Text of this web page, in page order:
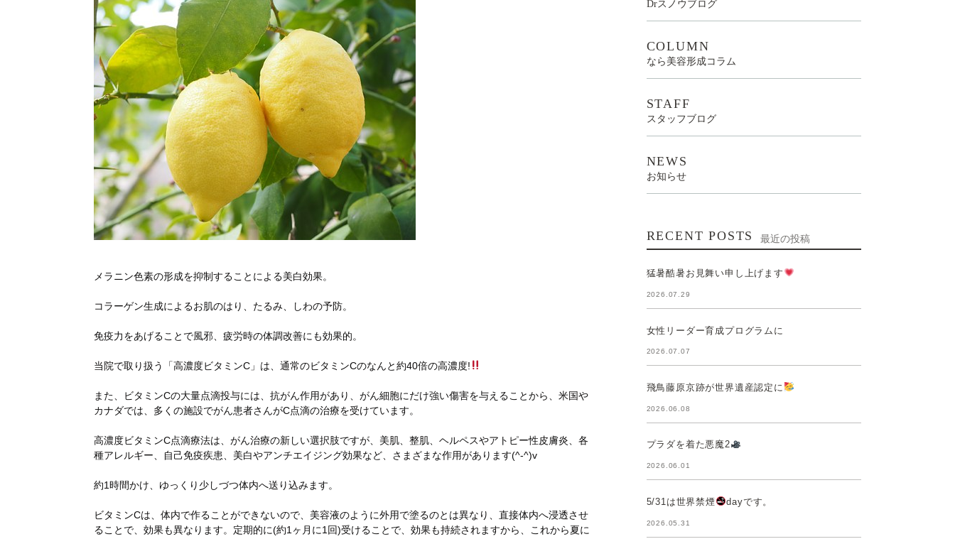
メラニン色素の形成を抑制することによる美白効果。
コラーゲン生成によるお肌のはり、たるみ、しわの予防。
免疫力をあげることで風邪、疲労時の体調改善にも効果的。
当院で取り扱う「高濃度ビタミンC」は、通常のビタミンCのなんと約40倍の高濃度!
また、ビタミンCの大量点滴投与には、抗がん作用があり、がん細胞にだけ強い傷害を与えることから、米国や
カナダでは、多くの施設でがん患者さんがC点滴の治療を受けています。
高濃度ビタミンC点滴療法は、がん治療の新しい選択肢ですが、美肌、整肌、ヘルペスやアトピー性皮膚炎、各
種アレルギー、自己免疫疾患、美白やアンチエイジング効果など、さまざまな作用があります(^-^)v
約1時間かけ、ゆっくり少しづつ体内へ送り込みます。
ビタミンCは、体内で作ることができないので、美容液のように外用で塗るのとは異なり、直接体内へ浸透させ
ることで、効果も異なります。定期的に(約1ヶ月に1回)受けることで、効果も持続されますから、これから夏に
Drスノウブログ
COLUMN
なら美容形成コラム
STAFF
スタッフブログ
NEWS
お知らせ
RECENT POSTS 最近の投稿
猛暑酷暑お見舞い申し上げます
2026.07.29
女性リーダー育成プログラムに
2026.07.07
飛鳥藤原京跡が世界遺産認定に
2026.06.08
プラダを着た悪魔2
2026.06.01
5/31は世界禁煙 dayです。
2026.05.31